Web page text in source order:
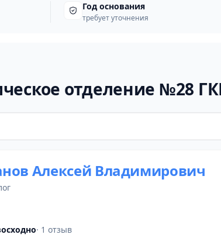
Год основания
требует уточнения
отделение №28
Алексей Владимирович
· 1 отзыв